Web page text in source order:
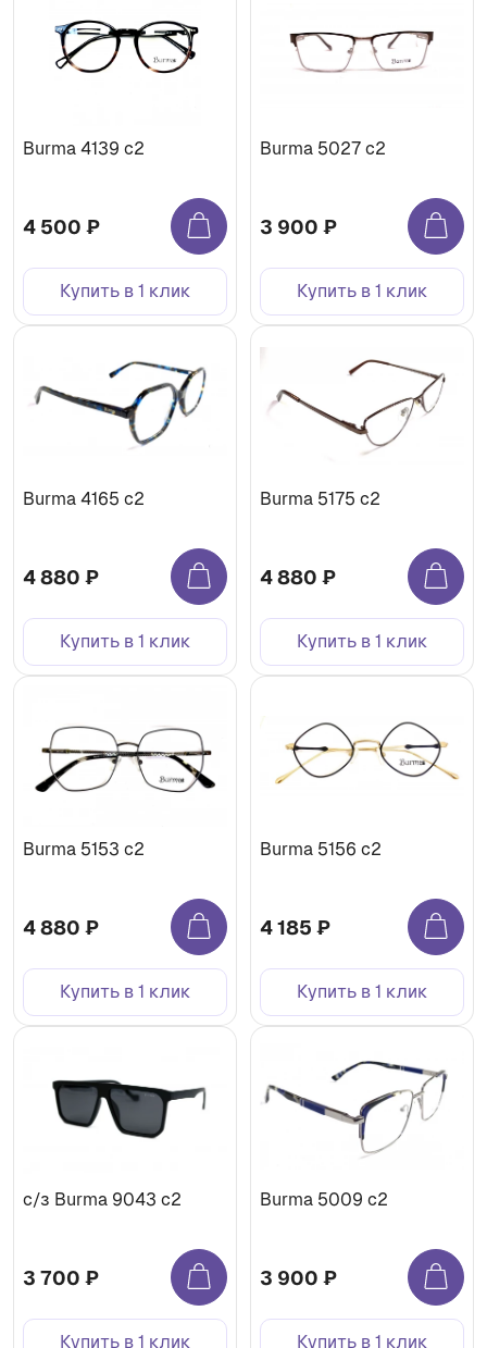
Burma 4139 c2
4 500 ₽
Купить в 1 клик
Burma 5027 c2
3 900 ₽
Купить в 1 клик
Burma 4165 c2
4 880 ₽
Купить в 1 клик
Burma 5175 c2
4 880 ₽
Купить в 1 клик
Burma 5153 c2
4 880 ₽
Купить в 1 клик
Burma 5156 c2
4 185 ₽
Купить в 1 клик
с/з Burma 9043 c2
3 700 ₽
Купить в 1 клик
Burma 5009 c2
3 900 ₽
Купить в 1 клик